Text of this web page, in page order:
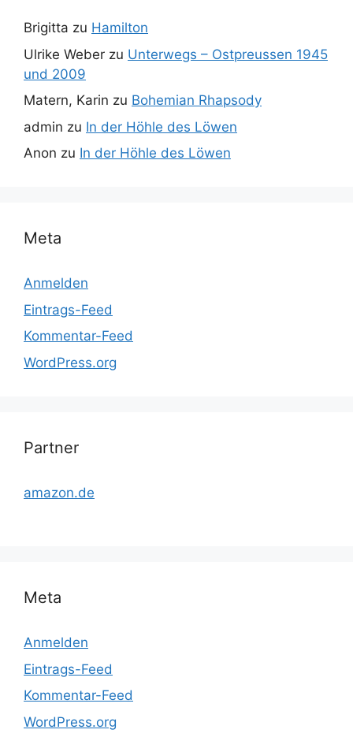
Brigitta zu Hamilton
Ulrike Weber zu Unterwegs – Ostpreussen 1945
und 2009
Matern, Karin zu Bohemian Rhapsody
admin zu In der Höhle des Löwen
Anon zu In der Höhle des Löwen
Meta
Anmelden
Eintrags-Feed
Kommentar-Feed
WordPress.org
Partner
amazon.de
Meta
Anmelden
Eintrags-Feed
Kommentar-Feed
WordPress.org